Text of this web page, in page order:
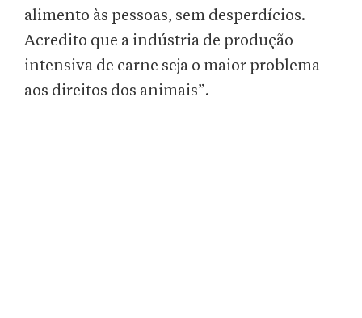
alimento às pessoas, sem desperdícios.
Acredito que a indústria de produção
intensiva de carne seja o maior problema
aos direitos dos animais”.